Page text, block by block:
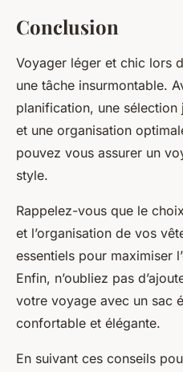
Conclusion
Voyager léger et chic lors
une tâche insurmontable.
planification, une
et une organisation
pouvez vous assurer un
style.
Rappelez-vous que le
et l’organisation de vos
essentiels pour maximiser
Enfin, n’oubliez pas
votre voyage avec un sac
confortable et élégante.
En suivant ces conseils